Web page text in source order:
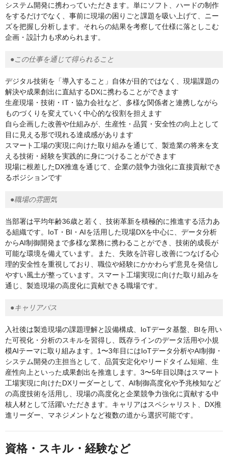
システム開発に携わっていただきます。単にソフト、ハードの制作
をするだけでなく、事前に現場の困りごと課題を吸い上げて、ニー
ズを把握し分析します。それらの結果を考察して仕様に落としこむ
企画・設計力も求められます。
●この仕事を通じて得られること
デジタル技術を「導入すること」自体が目的ではなく、現場課題の
解決や成果創出に直結するDXに携わることができます
生産現場・技術・IT・協力会社など、多様な関係者と連携しながら
ものづくりを変えていく中心的な役割を担えます
自ら企画した改善や仕組みが、生産性・品質・安全性の向上として
目に見える形で現れる達成感があります
スマート工場の実現に向けた取り組みを通じて、製造業の将来を支
える技術・経験を実践的に身につけることができます
現場に根差したDX推進を通じて、企業の競争力強化に直接貢献でき
るポジションです
●職場の雰囲気
当部署は平均年齢36歳と若く、技術革新を積極的に推進する活力あ
る組織です。IoT・BI・AIを活用した現場DXを中心に、データ分析
からAI制御開発まで多様な業務に携わることができ、技術的成長が
可能な環境を備えています。また、失敗を許容し改善につなげる心
理的安全性を重視しており、職位や経験にかかわらず意見を発信し
やすい風土が整っています。スマート工場実現に向けた取り組みを
通じ、製造現場の高度化に貢献できる職場です。
●キャリアパス
入社後は製造現場の課題理解と設備構成、IoTデータ基盤、BIを用い
た可視化・分析のスキルを習得し、既存ラインのデータ活用や小規
模AIテーマに取り組みます。1〜3年目にはIoTデータ分析やAI制御・
システム開発の主担当として、品質安定化やリードタイム短縮、生
産性向上といった成果創出を推進します。3〜5年目以降はスマート
工場実現に向けたDXリーダーとして、AI制御高度化や予兆検知など
の高度技術を活用し、現場の高度化と企業競争力強化に貢献する中
核人材として活躍いただきます。キャリアはスペシャリスト、DX推
進リーダー、マネジメントなど複数の道から選択可能です。
資格・スキル・経験など